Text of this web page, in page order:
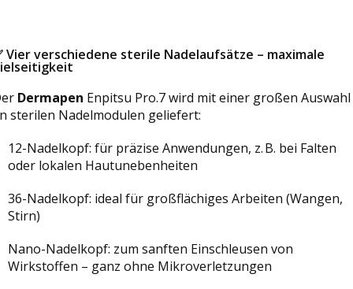
Vier verschiedene sterile Nadelaufsätze – maximale
Dermapen Enpitsu Pro.7 wird mit einer großen Auswahl
sterilen Nadelmodulen geliefert:
12-Nadelkopf: für präzise Anwendungen, z. B. bei Falten
oder lokalen Hautunebenheiten
36-Nadelkopf: ideal für großflächiges Arbeiten (Wangen,
Stirn)
Nano-Nadelkopf: zum sanften Einschleusen von
Wirkstoffen – ganz ohne Mikroverletzungen